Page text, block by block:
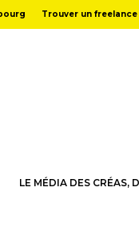
Trouver un
LE MÉDIA DES CRÉAS,